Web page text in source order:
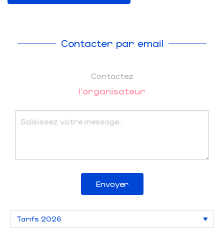
Contacter par email
Contactez
l'organisateur
Envoyer